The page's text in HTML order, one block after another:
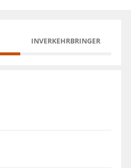
INVERKEHRBRINGER